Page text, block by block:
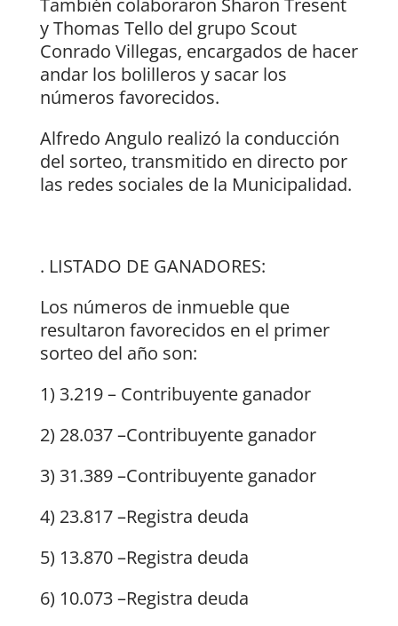
También colaboraron Sharon Tresent
y Thomas Tello del grupo Scout
Conrado Villegas, encargados de hacer
andar los bolilleros y sacar los
números favorecidos.
Alfredo Angulo realizó la conducción
del sorteo, transmitido en directo por
las redes sociales de la Municipalidad.
. LISTADO DE GANADORES:
Los números de inmueble que
resultaron favorecidos en el primer
sorteo del año son:
1) 3.219 – Contribuyente ganador
2) 28.037 –Contribuyente ganador
3) 31.389 –Contribuyente ganador
4) 23.817 –Registra deuda
5) 13.870 –Registra deuda
6) 10.073 –Registra deuda